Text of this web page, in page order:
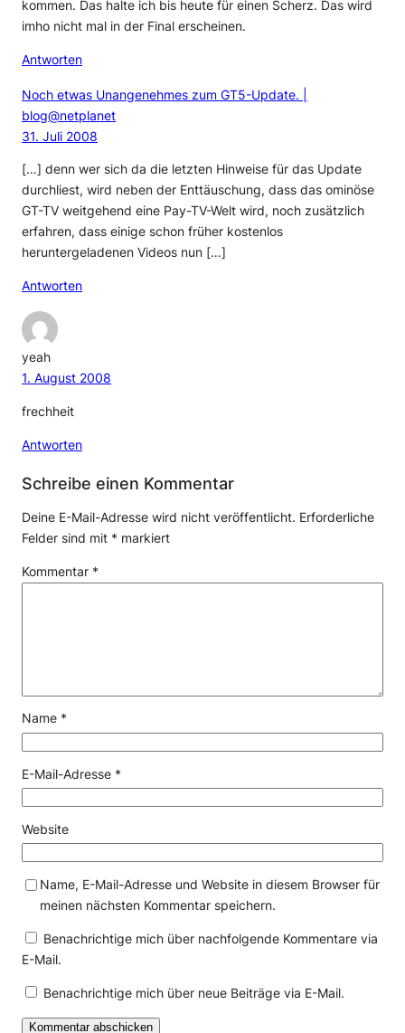
kommen. Das halte ich bis heute für einen Scherz. Das wird
imho nicht mal in der Final erscheinen.
Antworten
Noch etwas Unangenehmes zum GT5-Update. |
blog@netplanet
31. Juli 2008
[…] denn wer sich da die letzten Hinweise für das Update
durchliest, wird neben der Enttäuschung, dass das ominöse
GT-TV weitgehend eine Pay-TV-Welt wird, noch zusätzlich
erfahren, dass einige schon früher kostenlos
heruntergeladenen Videos nun […]
Antworten
yeah
1. August 2008
frechheit
Antworten
Schreibe einen Kommentar
Deine E-Mail-Adresse wird nicht veröffentlicht. Erforderliche
Felder sind mit * markiert
Kommentar *
Name *
E-Mail-Adresse *
Website
Name, E-Mail-Adresse und Website in diesem Browser für
meinen nächsten Kommentar speichern.
Benachrichtige mich über nachfolgende Kommentare via
E-Mail.
Benachrichtige mich über neue Beiträge via E-Mail.